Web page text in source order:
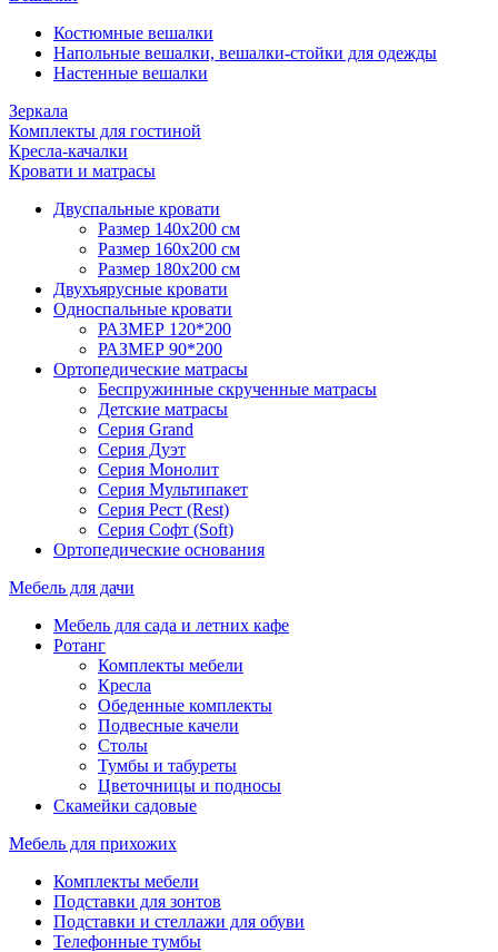
Костюмные вешалки
Напольные вешалки, вешалки-стойки для одежды
Настенные вешалки
Зеркала
Комплекты для гостиной
Кресла-качалки
Кровати и матрасы
Двуспальные кровати
Размер 140х200 см
Размер 160х200 см
Размер 180х200 см
Двухъярусные кровати
Односпальные кровати
РАЗМЕР 120*200
РАЗМЕР 90*200
Ортопедические матрасы
Беспружинные скрученные матрасы
Детские матрасы
Серия Grand
Серия Дуэт
Серия Монолит
Серия Мультипакет
Серия Рест (Rest)
Серия Софт (Soft)
Ортопедические основания
Мебель для дачи
Мебель для сада и летних кафе
Ротанг
Комплекты мебели
Кресла
Обеденные комплекты
Подвесные качели
Столы
Тумбы и табуреты
Цветочницы и подносы
Скамейки садовые
Мебель для прихожих
Комплекты мебели
Подставки для зонтов
Подставки и стеллажи для обуви
Телефонные тумбы